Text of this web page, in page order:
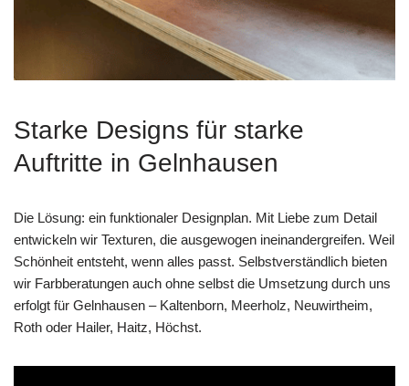
Starke Designs für starke
Auftritte in Gelnhausen
Die Lösung: ein funktionaler Designplan. Mit Liebe zum Detail
entwickeln wir Texturen, die ausgewogen ineinandergreifen. Weil
Schönheit entsteht, wenn alles passt. Selbstverständlich bieten
wir Farbberatungen auch ohne selbst die Umsetzung durch uns
erfolgt für Gelnhausen – Kaltenborn, Meerholz, Neuwirtheim,
Roth oder Hailer, Haitz, Höchst.